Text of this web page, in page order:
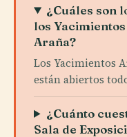
¿Cuáles son
los
Araña?
Los Yacimientos
están abiertos
¿Cuánto
Sala de